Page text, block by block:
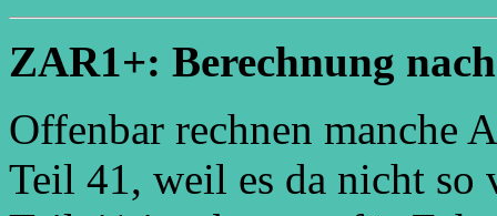
ZAR1+: Berechnung
Offenbar rechnen manche
Teil 41, weil es da nicht